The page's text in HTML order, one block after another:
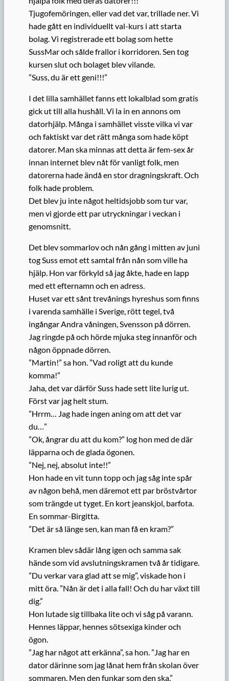
Tjugofemöringen, eller vad det var, trillade ner. Vi
hade gått en individuellt val-kurs i att starta
bolag. Vi registrerade ett bolag som hette
SussMar och sålde frallor i korridoren. Sen tog
kursen slut och bolaget blev vilande.
”Suss, du är ett geni!!!”
I det lilla samhället fanns ett lokalblad som gratis
gick ut till alla hushåll. Vi la in en annons om
datorhjälp. Många i samhället visste vilka vi var
och faktiskt var det rätt många som hade köpt
datorer. Man ska minnas att detta är fem-sex år
innan internet blev nåt för vanligt folk, men
datorerna hade ändå en stor dragningskraft. Och
folk hade problem.
Det blev ju inte något heltidsjobb som tur var,
men vi gjorde ett par utryckningar i veckan i
genomsnitt.
Det blev sommarlov och nån gång i mitten av juni
tog Suss emot ett samtal från nån som ville ha
hjälp. Hon var förkyld så jag åkte, hade en lapp
med ett efternamn och en adress.
Huset var ett sånt trevånings hyreshus som finns
i varenda samhälle i Sverige, rött tegel, två
ingångar Andra våningen, Svensson på dörren.
Jag ringde på och hörde mjuka steg innanför och
någon öppnade dörren.
”Martin!” sa hon. ”Vad roligt att du kunde
komma!”
Jaha, det var därför Suss hade sett lite lurig ut.
Först var jag helt stum.
”Hrrm… Jag hade ingen aning om att det var
du…”
”Ok, ångrar du att du kom?” log hon med de där
läpparna och de glada ögonen.
”Nej, nej, absolut inte!!”
Hon hade en vit tunn topp och jag såg inte spår
av någon behå, men däremot ett par bröstvårtor
som trängde ut tyget. En kort jeanskjol, barfota.
En sommar-Birgitta.
”Det är så länge sen, kan man få en kram?”
Kramen blev sådär lång igen och samma sak
hände som vid avslutningskramen två år tidigare.
”Du verkar vara glad att se mig”, viskade hon i
mitt öra. ”Nån är det i alla fall! Och du har växt till
dig.”
Hon lutade sig tillbaka lite och vi såg på varann.
Hennes läppar, hennes sötsexiga kinder och
ögon.
”Jag har något att erkänna”, sa hon. ”Jag har en
dator därinne som jag lånat hem från skolan över
sommaren. Men den funkar som den ska.”